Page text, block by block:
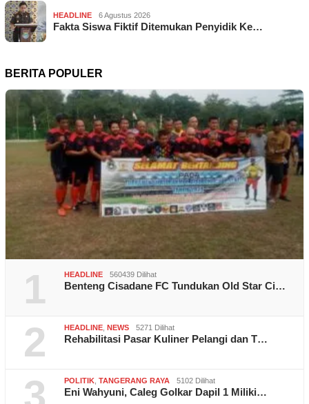
HEADLINE 6 Agustus 2026
Fakta Siswa Fiktif Ditemukan Penyidik Ke…
BERITA POPULER
1 HEADLINE 560439 Dilihat
Benteng Cisadane FC Tundukan Old Star Ci…
2 HEADLINE NEWS 5271 Dilihat
Rehabilitasi Pasar Kuliner Pelangi dan T…
POLITIK TANGERANG RAYA 5102 Dilihat
Eni Wahyuni, Caleg Golkar Dapil 1 Miliki…